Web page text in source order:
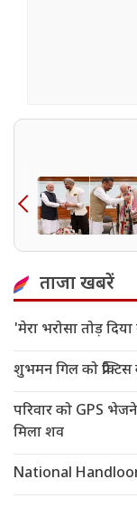
ताजा खबरें
'मेरा भरोसा तोड़
शुभमन गिल को प्रैक्टिस
परिवार को GPS
मिला शव
National